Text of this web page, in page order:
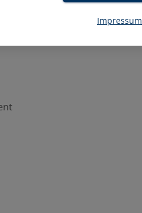
zu vermeiden.
Impressum